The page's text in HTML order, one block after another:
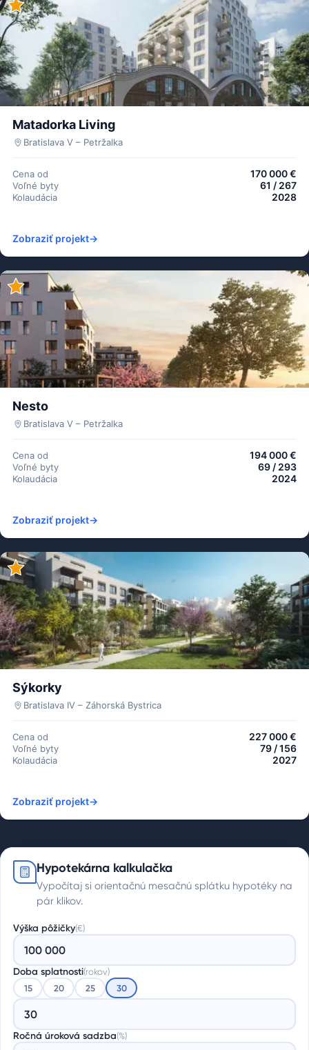
Matadorka Living
Bratislava V – Petržalka
Cena od 170 000 €
Voľné byty 61 / 267
Kolaudácia 2028
Zobraziť projekt→
Nesto
Bratislava V – Petržalka
Cena od 194 000 €
Voľné byty 69 / 293
Kolaudácia 2024
Zobraziť projekt→
Sýkorky
Bratislava IV – Záhorská Bystrica
Cena od 227 000 €
Voľné byty 79 / 156
Kolaudácia 2027
Zobraziť projekt→
Hypotekárna kalkulačka
Vypočítaj si orientačnú mesačnú splátku hypotéky na
pár klikov.
Výška pôžičky(€)
Doba splatnosti(rokov)
15
20 25 30
Ročná úroková sadzba(%)